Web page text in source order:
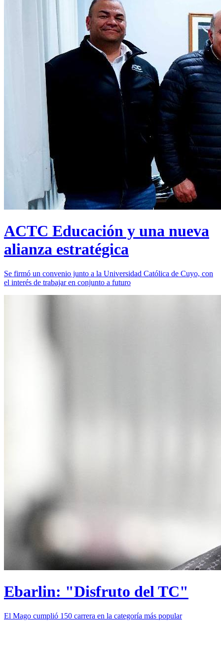
ACTC Educación y una nueva
alianza estratégica
Se firmó un convenio junto a la Universidad Católica de Cuyo, con
el interés de trabajar en conjunto a futuro
Ebarlin: "Disfruto del TC"
El Mago cumplió 150 carrera en la categoría más popular